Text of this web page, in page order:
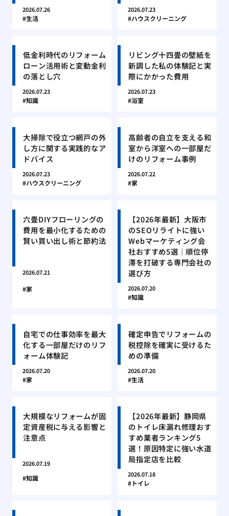
2026.07.26
生活
2026.07.23
ハウスクリーニング
低金利時代のリフォーム
ローン活用術と変動金利
の落とし穴
2026.07.23
知識
リビング十四畳の壁紙を
新調した私の体験記と実
際にかかった費用
2026.07.23
浴室
大掃除で役立つ網戸の外
し方に関する実践的なア
ドバイス
2026.07.23
ハウスクリーニング
高齢者の自立を支える和
室から洋室への一部屋だ
けのリフォーム事例
2026.07.22
家
六畳DIYフローリングの
費用を最小化するための
賢い買い出し術と節約法
2026.07.21
家
【2026年最新】大阪市
のSEOリライトに強い
Webマーケティング会
社おすすめ5選｜順位停
滞を打破する専門会社の
選び方
2026.07.20
知識
自宅での仕事効率を最大
化する一部屋だけのリフ
ォーム体験記
2026.07.20
家
確定申告でリフォームの
税控除を確実に受けるた
めの準備
2026.07.20
生活
大規模なリフォームが固
定資産税に与える影響と
注意点
2026.07.19
知識
【2026年最新】静岡県
のトイレ床漏れ修理おす
すめ業者ランキング5
選！原因特定に強い水道
局指定店を比較
2026.07.18
トイレ